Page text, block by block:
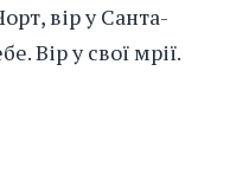
вір у Санта-
Вір у свої мрії.